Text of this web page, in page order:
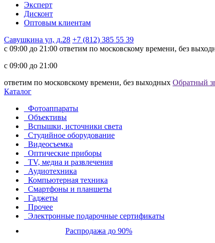
Эксперт
Дисконт
Оптовым клиентам
Савушкина ул, д.28 +7 (812) 385 55 39
c 09:00 до 21:00 ответим по московскому времени, без
c 09:00 до 21:00
ответим по московскому времени, без выходных Обратный
Каталог
Фотоаппараты
Объективы
Вспышки, источники света
Студийное оборудование
Видеосъемка
Оптические приборы
TV, медиа и развлечения
Аудиотехника
Компьютерная техника
Смартфоны и планшеты
Гаджеты
Прочее
Электронные подарочные сертификаты
Распродажа до 90%